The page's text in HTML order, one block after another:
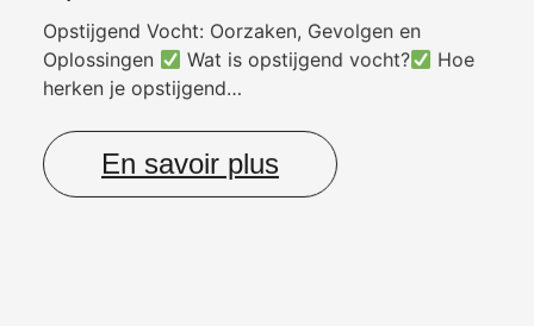
Opstijgend Vocht: Oorzaken, Gevolgen en
Oplossingen
Wat is opstijgend vocht?
Hoe
herken je opstijgend…
En savoir plus